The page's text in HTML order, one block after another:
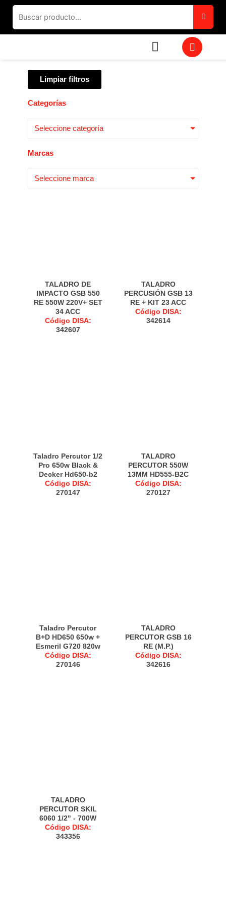
contenido
W
h
Limpiar filtros
Categorías
Seleccione categoría
Marcas
Seleccione marca
TALADRO DE
IMPACTO GSB 550
RE 550W 220V+ SET
34 ACC
Código DISA:
342607
TALADRO
PERCUSIÓN GSB 13
RE + KIT 23 ACC
Código DISA:
342614
Taladro Percutor 1/2
Pro 650w Black &
Decker Hd650-b2
Código DISA:
270147
TALADRO
PERCUTOR 550W
13MM HD555-B2C
Código DISA:
270127
Taladro Percutor
B+D HD650 650w +
Esmeril G720 820w
Código DISA:
270146
TALADRO
PERCUTOR GSB 16
RE (M.P.)
Código DISA:
342616
TALADRO
PERCUTOR SKIL
6060 1/2" - 700W
Código DISA:
343356